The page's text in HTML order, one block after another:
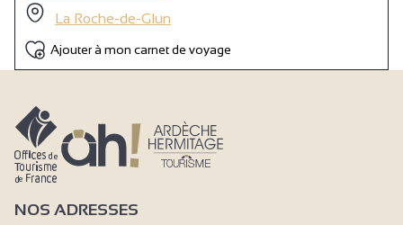
La Roche-de-Glun
Ajouter à mon carnet de voyage
NOS ADRESSES